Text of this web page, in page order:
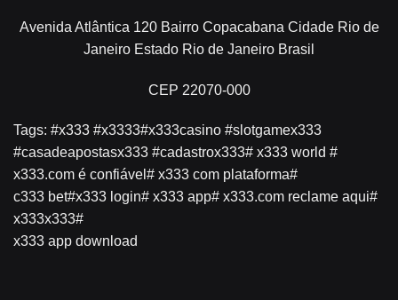
Avenida Atlântica 120 Bairro Copacabana Cidade Rio de
Janeiro Estado Rio de Janeiro Brasil
CEP 22070-000
Tags: #x333 #x3333#x333casino #slotgamex333
#casadeapostasx333 #cadastrox333# x333 world #
x333.com é confiável# x333 com plataforma#
c333 bet#x333 login# x333 app# x333.com reclame aqui#
x333x333#
x333 app download